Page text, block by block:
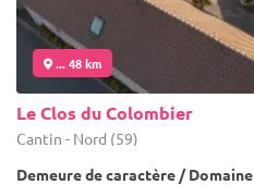
... 48 km
Le Clos du Colombier
Cantin - Nord (59)
Demeure de caractère / Domaine